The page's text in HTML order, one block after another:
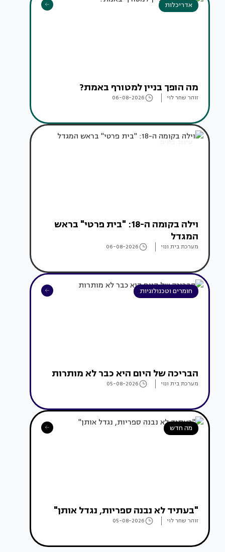
אדריכלות
מה הופך בניין למטורף באמת?
זוהר שחר לוי 06-08-2026
עיצוב בתים
וילה בקומה ה-18: "בית פרטי" בראש
המגדל
מערכת בית ונוי 06-08-2026
חומרים וטכנולוגיות
הבריכה של היום היא כבר לא מותרות
מערכת בית ונוי 05-08-2026
מה חדש
"בעתיד לא נבנה ספריות, נגדל אותן"
זוהר שחר לוי 05-08-2026